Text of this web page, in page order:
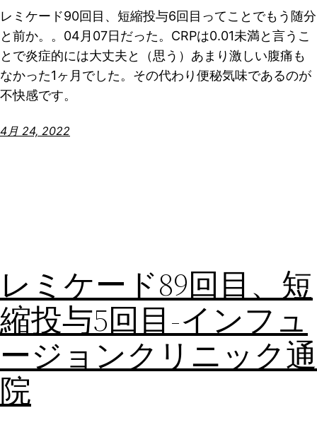
レミケード90回目、短縮投与6回目ってことでもう随分
と前か。。04月07日だった。CRPは0.01未満と言うこ
とで炎症的には大丈夫と（思う）あまり激しい腹痛も
なかった1ヶ月でした。その代わり便秘気味であるのが
不快感です。
4月 24, 2022
レミケード89回目、短
縮投与5回目-インフュ
ージョンクリニック通
院